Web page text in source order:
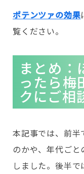
ポテンツァの効果
覧ください。
まとめ：
ったら梅
クにご相
本記事では、前半
のかや、年代ご
しました。後半